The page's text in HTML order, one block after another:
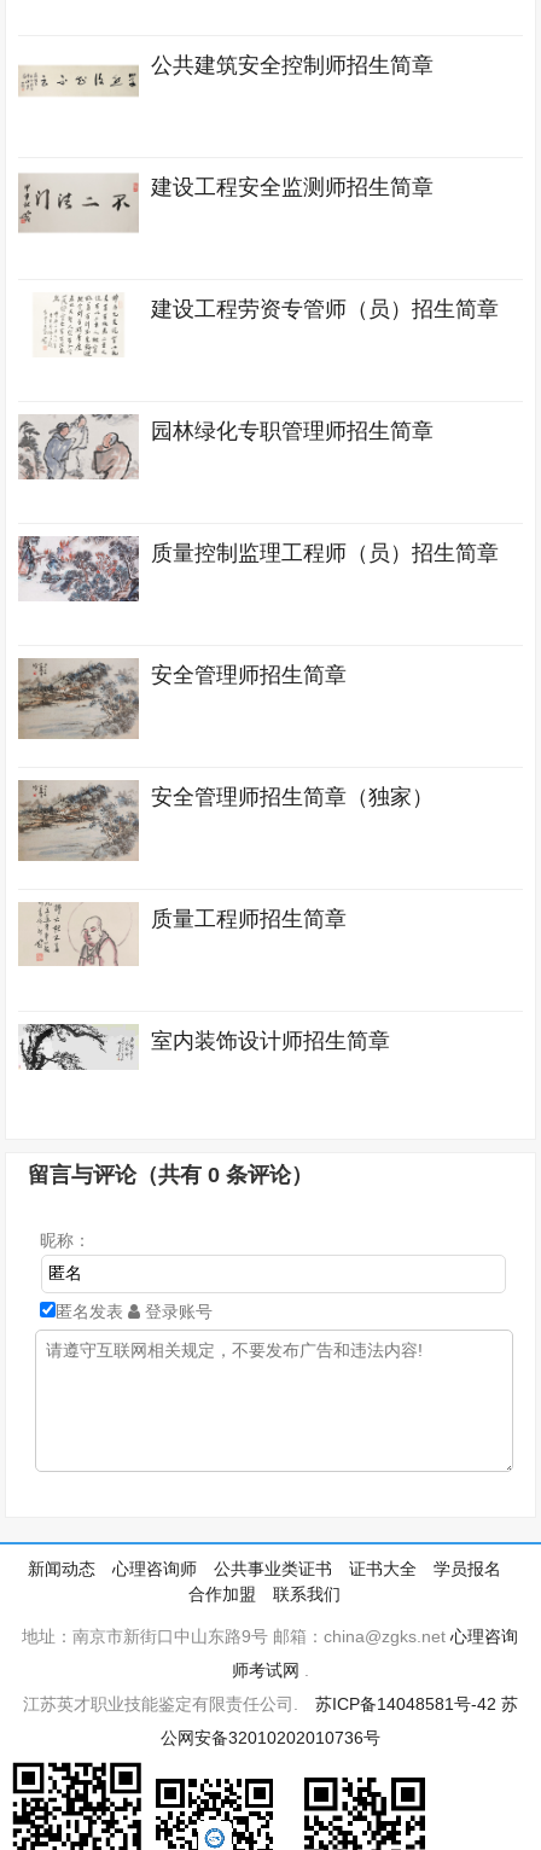
公共建筑安全控制师招生简章
建设工程安全监测师招生简章
建设工程劳资专管师（员）招生简章
园林绿化专职管理师招生简章
质量控制监理工程师（员）招生简章
安全管理师招生简章
安全管理师招生简章（独家）
质量工程师招生简章
室内装饰设计师招生简章
留言与评论（共有0 条评论）
昵称：
匿名发表 登录账号
新闻动态 心理咨询师 公共事业类证书 证书大全
学员报名
合作加盟
联系我们
地址：南京市新街口中山东路9号 邮箱：china@zgks.net心理咨询
师考试网
江苏英才职业技能鉴定有限责任公司. 苏ICP备14048581号-42 苏
公网安备32010202010736号